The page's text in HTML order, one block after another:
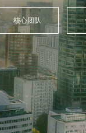
核心团队